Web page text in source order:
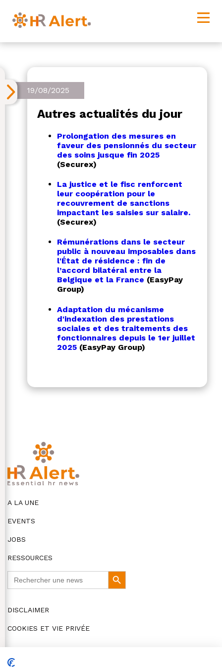
19/08/2025
Autres actualités du jour
Prolongation des mesures en
faveur des pensionnés du secteur
des soins jusque fin 2025
(Securex)
La justice et le fisc renforcent
leur coopération pour le
recouvrement de sanctions
impactant les saisies sur salaire.
(Securex)
Rémunérations dans le secteur
public à nouveau imposables dans
l'État de résidence : fin de
l’accord bilatéral entre la
Belgique et la France (EasyPay
Group)
Adaptation du mécanisme
d'indexation des prestations
sociales et des traitements des
fonctionnaires depuis le 1er juillet
2025 (EasyPay Group)
A LA UNE
EVENTS
JOBS
RESSOURCES
Search
Search
Button
DISCLAIMER
COOKIES ET VIE PRIVÉE